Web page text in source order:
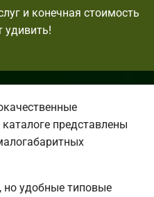
и конечная стоимость
удивить!
представлены
но удобные типовые